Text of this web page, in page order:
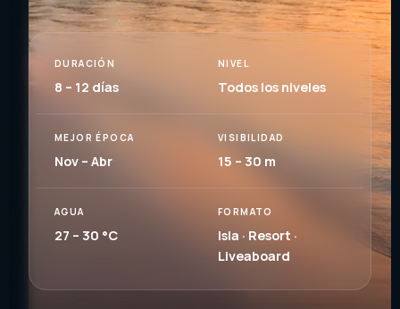
DURACIÓN
8 – 12 días
NIVEL
Todos los niveles
MEJOR ÉPOCA
Nov – Abr
VISIBILIDAD
15 – 30 m
AGUA
27 – 30 °C
FORMATO
Isla · Resort ·
Liveaboard